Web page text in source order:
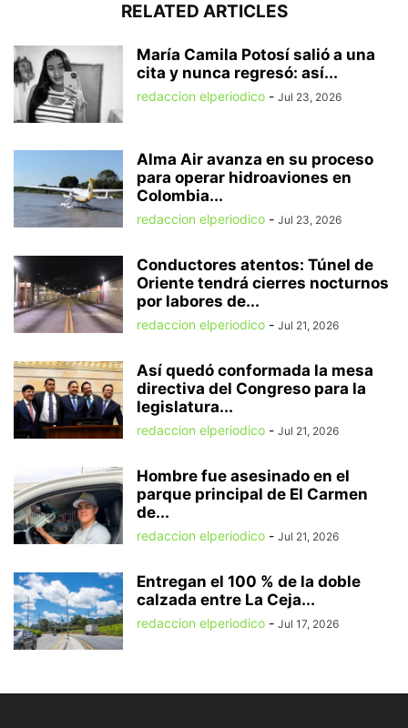
RELATED ARTICLES
María Camila Potosí salió a una
cita y nunca regresó: así...
redaccion elperiodico - Jul 23, 2026
Alma Air avanza en su proceso
para operar hidroaviones en
Colombia...
redaccion elperiodico - Jul 23, 2026
Conductores atentos: Túnel de
Oriente tendrá cierres nocturnos
por labores de...
redaccion elperiodico - Jul 21, 2026
Así quedó conformada la mesa
directiva del Congreso para la
legislatura...
redaccion elperiodico - Jul 21, 2026
Hombre fue asesinado en el
parque principal de El Carmen
de...
redaccion elperiodico - Jul 21, 2026
Entregan el 100 % de la doble
calzada entre La Ceja...
redaccion elperiodico - Jul 17, 2026